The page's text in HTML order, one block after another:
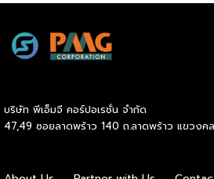
กรมพัฒนาธุรกิจการค้า กระทรวงพาณิช
ประธานมอบประกาศนียบัตรแก่ผู้ประกอบ
กิจกรรมแรกเป็นการอบรมหลักสูตรการบ
ไชส์ (DBD Franchise Program:
บริษัท พีเอ็มจี คอร์ปอเรชั่น จำกัด
47,49 ซอยลาดพร้าว 140 ถ.ลาดพร้าว แขวงค